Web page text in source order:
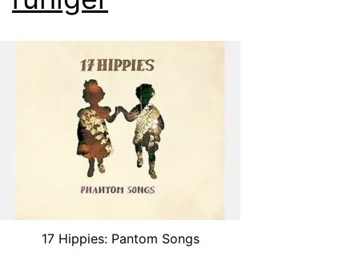
17 Hippies: Pantom Songs